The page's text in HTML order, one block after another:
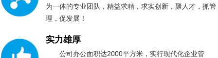
为一体的专业团队，精益求精，求实创新，聚人才，抓管
理，促发展！
实力雄厚
公司办公面积达2000平方米，实行现代化企业管